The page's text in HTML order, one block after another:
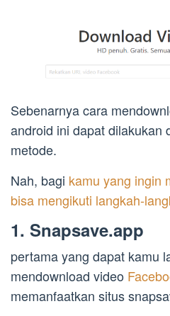
Sebenarnya cara
android ini dapat dilakukan
metode.
Nah, bagi kamu yang ingin
bisa mengikuti langkah-
1. Snapsave.app
pertama yang dapat kamu
mendownload video
memanfaatkan situs